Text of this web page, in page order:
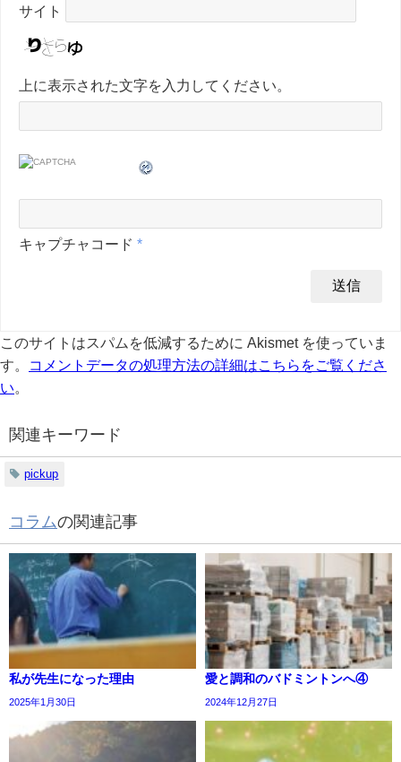
サイト
上に表示された文字を入力してください。
キャプチャコード *
このサイトはスパムを低減するために Akismet を使っていま
す。
コメントデータの処理方法の詳細はこちらをご覧くださ
い
関連キーワード
pickup
コラムの関連記事
私が先生になった理由
2025年1月30日
愛と調和のバドミントンへ④
2024年12月27日